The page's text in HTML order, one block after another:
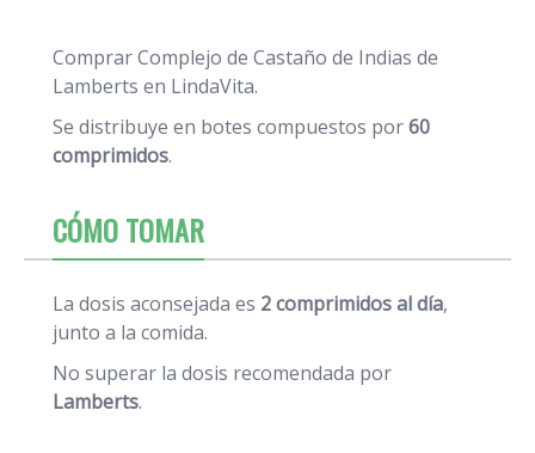
Comprar Complejo de Castaño de Indias de
Lamberts en LindaVita.
Se distribuye en botes compuestos por60
comprimidos.
CÓMO TOMAR
La dosis aconsejada es 2 comprimidos al día,
junto a la comida.
No superar la dosis recomendada por
Lamberts.